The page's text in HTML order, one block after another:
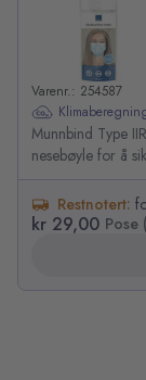
Varenr.: 254587
Munnbind Type
nesebøyle for å
kr 29,00 Pose
Restnotert: